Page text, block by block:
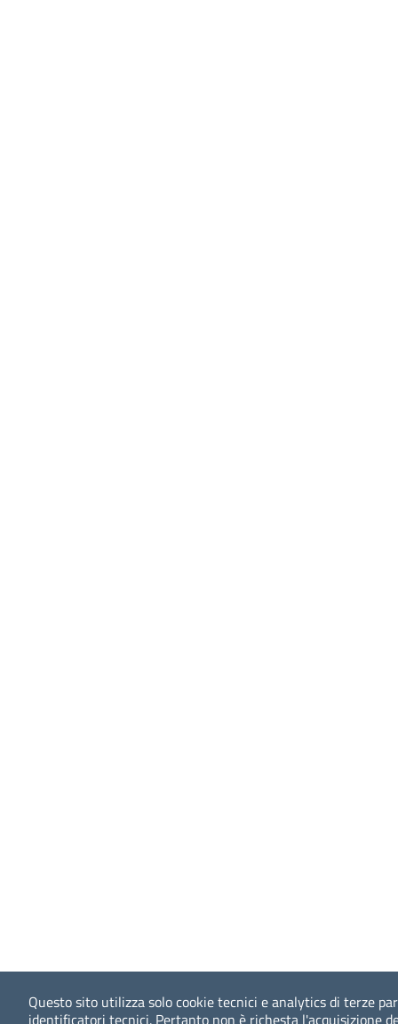
Questo sito utilizza solo cookie tecnici e analytics di terze
identificatori tecnici. Pertanto non è richesta l'acquisizione